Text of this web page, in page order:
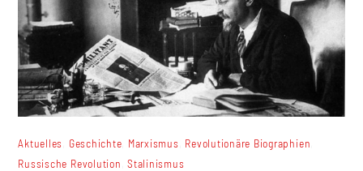
Aktuelles Geschichte Marxismus Revolutionäre Biographien
Russische Revolution ,Stalinismus